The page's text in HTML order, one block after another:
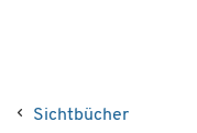
Sichtbücher